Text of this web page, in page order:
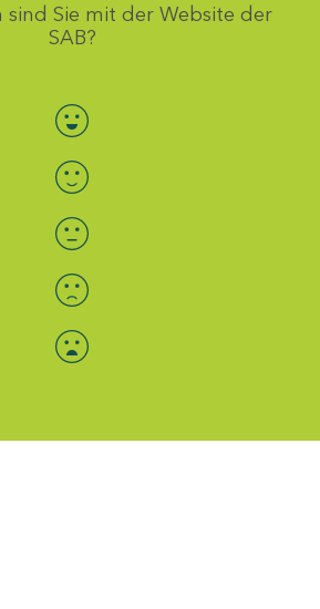
sind Sie mit der Website der
SAB?
Bewertung auswählen